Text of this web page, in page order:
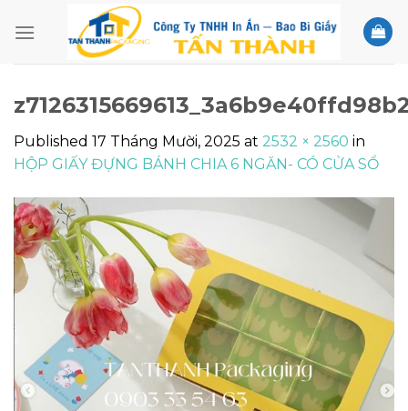
Published 17 Tháng Mười, 2025 at 2532 × 2560 in
HỘP GIẤY ĐỰNG BÁNH CHIA 6 NGĂN- CÓ CỬA SỔ